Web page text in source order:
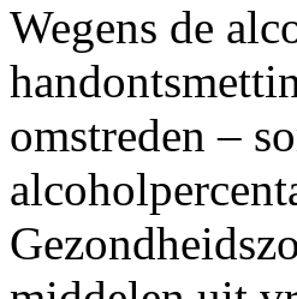
Wegens de
omstreden –